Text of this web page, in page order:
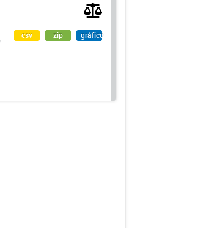
csv zip gráfico